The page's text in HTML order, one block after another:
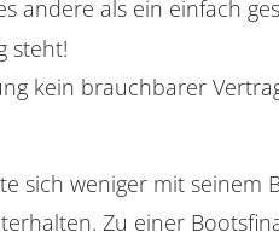
andere als ein einfach
steht!
kein brauchbarer
sich weniger mit seinem
Zu einer